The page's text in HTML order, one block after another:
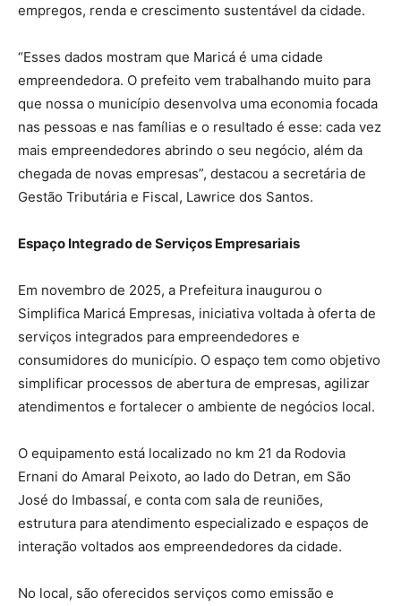
empregos, renda e crescimento sustentável da cidade.
“Esses dados mostram que Maricá é uma cidade
empreendedora. O prefeito vem trabalhando muito para
que nossa o município desenvolva uma economia focada
nas pessoas e nas famílias e o resultado é esse: cada vez
mais empreendedores abrindo o seu negócio, além da
chegada de novas empresas”, destacou a secretária de
Gestão Tributária e Fiscal, Lawrice dos Santos.
Espaço Integrado de Serviços Empresariais
Em novembro de 2025, a Prefeitura inaugurou o
Simplifica Maricá Empresas, iniciativa voltada à oferta de
serviços integrados para empreendedores e
consumidores do município. O espaço tem como objetivo
simplificar processos de abertura de empresas, agilizar
atendimentos e fortalecer o ambiente de negócios local.
O equipamento está localizado no km 21 da Rodovia
Ernani do Amaral Peixoto, ao lado do Detran, em São
José do Imbassaí, e conta com sala de reuniões,
estrutura para atendimento especializado e espaços de
interação voltados aos empreendedores da cidade.
No local, são oferecidos serviços como emissão e